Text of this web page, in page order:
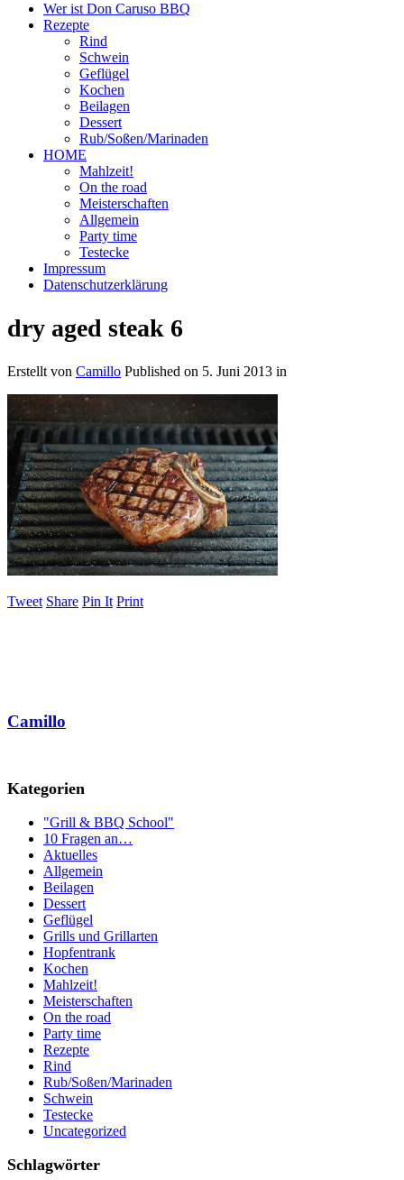
Wer ist Don Caruso BBQ
Rezepte
Rind
Schwein
Geflügel
Kochen
Beilagen
Dessert
Rub/Soßen/Marinaden
HOME
Mahlzeit!
On the road
Meisterschaften
Allgemein
Party time
Testecke
Impressum
Datenschutzerklärung
dry aged steak 6
Erstellt von Camillo Published on 5. Juni 2013 in
Tweet Share Pin It Print
Camillo
Kategorien
"Grill & BBQ School"
10 Fragen an…
Aktuelles
Allgemein
Beilagen
Dessert
Geflügel
Grills und Grillarten
Hopfentrank
Kochen
Mahlzeit!
Meisterschaften
On the road
Party time
Rezepte
Rind
Rub/Soßen/Marinaden
Schwein
Testecke
Uncategorized
Schlagwörter